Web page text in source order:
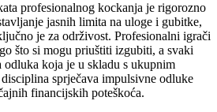
profesionalnog kockanja je rigorozno
jasnih limita na uloge i gubitke,
je za održivost. Profesionalni igrači
što si mogu priuštiti izgubiti, a svaki
koja je u skladu s ukupnim
sprječava impulsivne odluke
financijskih poteškoća.